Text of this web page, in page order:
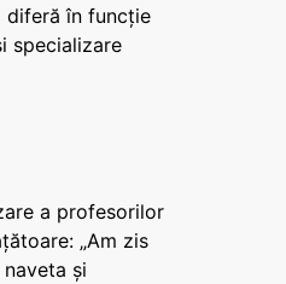
diferă în funcție
specializare
a profesorilor
„Am zis
și